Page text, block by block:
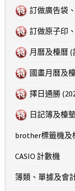
訂做廣告袋
訂做原子印
月曆及檯曆 (
國畫月曆及
擇日通勝
日記簿及檯
brother標籤機及
CASIO 計數機
簿類、單據及會